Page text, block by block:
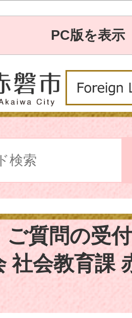
PC版を表示
ご質問の受
社会教育課